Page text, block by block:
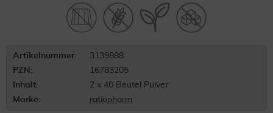
Artikelnummer:
3139888
PZN:
16783205
Inhalt:
2 x 40 Beutel Pulver
Marke:
ratiopharm